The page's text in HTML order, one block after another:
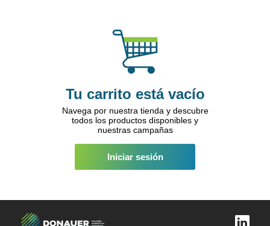
Tu carrito está vacío
Navega por nuestra tienda y descubre
todos los productos disponibles y
nuestras campañas
Iniciar sesión